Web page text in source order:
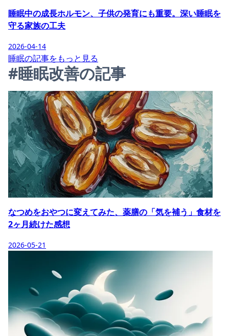
睡眠中の成長ホルモン、子供の発育にも重要。深い睡眠を
守る家族の工夫
2026-04-14
睡眠の記事をもっと見る
#睡眠改善の記事
なつめをおやつに変えてみた、薬膳の「気を補う」食材を
2ヶ月続けた感想
2026-05-21